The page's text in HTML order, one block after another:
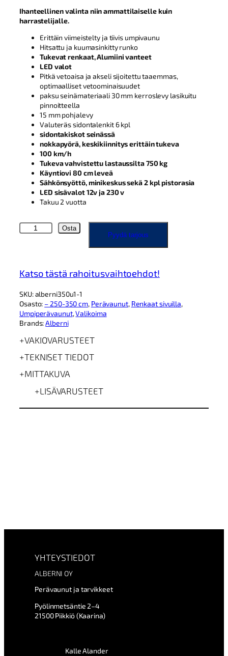
Ihanteellinen valinta niin ammattilaiselle kuin
harrastelijalle.
Erittäin viimeistelty ja tiivis umpivaunu
Hitsattu ja kuumasinkitty runko
Tukevat renkaat, Alumiini vanteet
LED valot
Pitkä vetoaisa ja akseli sijoitettu taaemmas,
optimaalliset vetoominaisuudet
paksu seinämateriaali 30 mm kerroslevy lasikuitu
pinnoitteella
15 mm pohjalevy
Valuteräs sidontalenkit 6 kpl
sidontakiskot seinässä
nokkapyörä, keskikiinnitys erittäin tukeva
100 km/h
Tukeva vahvistettu lastaussilta 750 kg
Käyntiovi 80 cm leveä
Sähkönsyöttö, minikeskus sekä 2 kpl pistorasia
LED sisävalot 12v ja 230 v
Takuu 2 vuotta
A
l
n
3
5
0
1
0
m
p
u
Osta
Pyydä tarjous
Katso tästä rahoitusvaihtoehdot!
SKU:alberni350u1-1
Osasto: – 250-350 cm, Perävaunut, Renkaat sivuilla ,
Umpiperävaunut, Valikoima
Brands:Alberni
VAKIOVARUSTEET
TEKNISET TIEDOT
MITTAKUVA
LISÄVARUSTEET
YHTEYSTIEDOT
ALBERNI OY
Perävaunut ja tarvikkeet
Pyölinmetsäntie 2–4
21500 Piikkiö (Kaarina)
Kalle Alander